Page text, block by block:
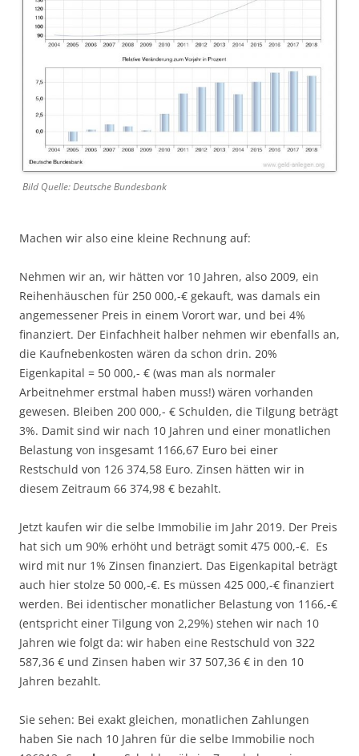
Bild Quelle: Deutsche Bundesbank
Machen wir also eine kleine Rechnung auf:
Nehmen wir an, wir hätten vor 10 Jahren, also 2009, ein
Reihenhäuschen für 250 000,-€ gekauft, was damals ein
angemessener Preis in einem Vorort war, und bei 4%
finanziert. Der Einfachheit halber nehmen wir ebenfalls an,
die Kaufnebenkosten wären da schon drin. 20%
Eigenkapital = 50 000,- € (was man als normaler
Arbeitnehmer erstmal haben muss!) wären vorhanden
gewesen. Bleiben 200 000,- € Schulden, die Tilgung beträgt
3%. Damit sind wir nach 10 Jahren und einer monatlichen
Belastung von insgesamt 1166,67 Euro bei einer
Restschuld von 126 374,58 Euro. Zinsen hätten wir in
diesem Zeitraum 66 374,98 € bezahlt.
Jetzt kaufen wir die selbe Immobilie im Jahr 2019. Der Preis
hat sich um 90% erhöht und beträgt somit 475 000,-€. Es
wird mit nur 1% Zinsen finanziert. Das Eigenkapital beträgt
auch hier stolze 50 000,-€. Es müssen 425 000,-€ finanziert
werden. Bei identischer monatlicher Belastung von 1166,-€
(entspricht einer Tilgung von 2,29%) stehen wir nach 10
Jahren wie folgt da: wir haben eine Restschuld von 322
587,36 € und Zinsen haben wir 37 507,36 € in den 10
Jahren bezahlt.
Sie sehen: Bei exakt gleichen, monatlichen Zahlungen
haben Sie nach 10 Jahren für die selbe Immobilie noch